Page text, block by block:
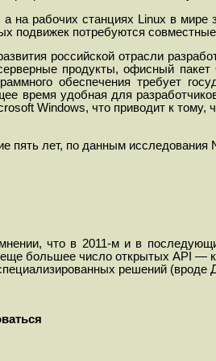
на рабочих станциях Linux в мире
потребуются
российской отрасли
продукты, офисный
обеспечения требует
время удобная для
Windows, что приводит к
пять лет, по данным исследования
что в 2011-м и в
большее число открытых API —
решений (вроде